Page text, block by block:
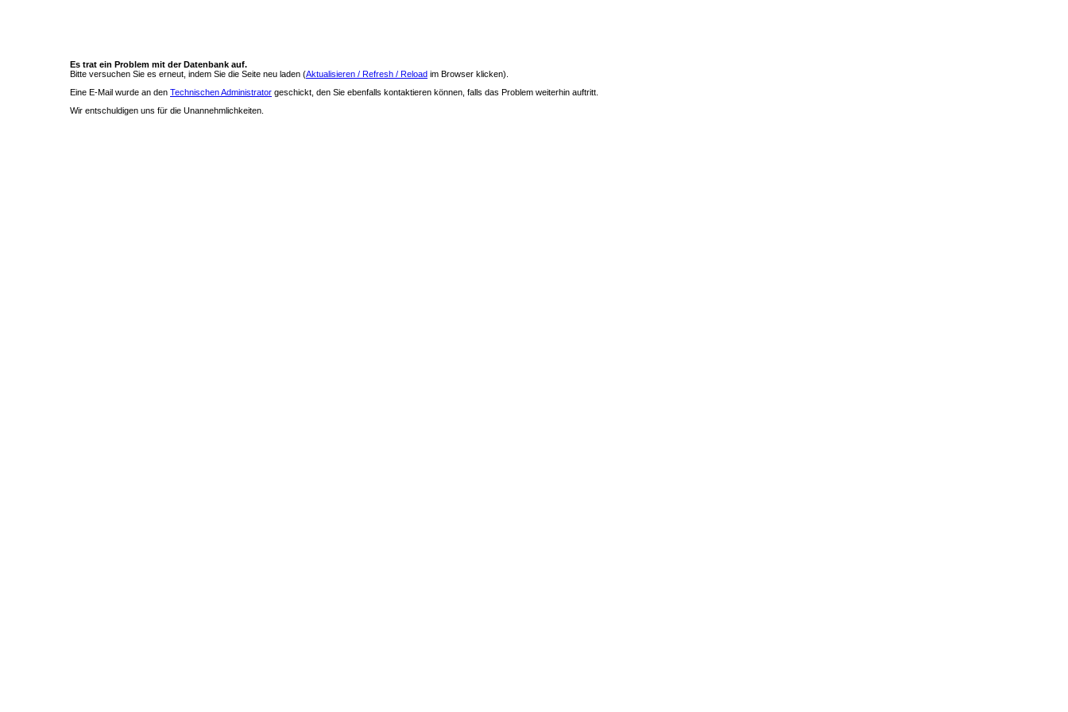
Es trat ein Problem mit der Datenbank auf.
Bitte versuchen Sie es erneut, indem Sie die Seite neu laden (Aktualisieren / Refresh / Reload im Browser klicken).
Eine E-Mail wurde an den Technischen Administrator geschickt, den Sie ebenfalls kontaktieren können, falls das Problem weiterhin auftritt.
Wir entschuldigen uns für die Unannehmlichkeiten.